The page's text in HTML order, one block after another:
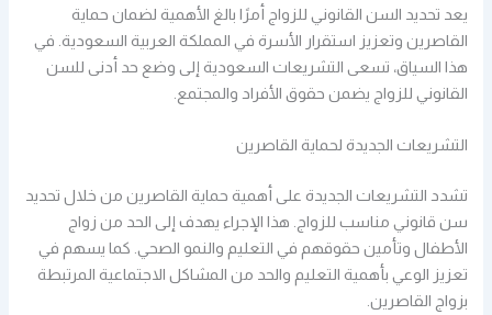
يعد تحديد السن القانوني للزواج أمرًا بالغ الأهمية لضمان حماية
القاصرين وتعزيز استقرار الأسرة في المملكة العربية السعودية. في
هذا السياق، تسعى التشريعات السعودية إلى وضع حد أدنى للسن
القانوني للزواج يضمن حقوق الأفراد والمجتمع.
التشريعات الجديدة لحماية القاصرين
تشدد التشريعات الجديدة على أهمية حماية القاصرين من خلال تحديد
سن قانوني مناسب للزواج. هذا الإجراء يهدف إلى الحد من زواج
الأطفال وتأمين حقوقهم في التعليم والنمو الصحي. كما يسهم في
تعزيز الوعي بأهمية التعليم والحد من المشاكل الاجتماعية المرتبطة
بزواج القاصرين.